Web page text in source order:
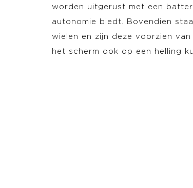
worden uitgerust met een
autonomie biedt. Bovendien
wielen en zijn deze voorzien
het scherm ook op een helling